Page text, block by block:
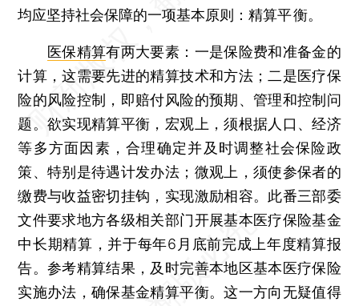
均应坚持社会保障的一项基本原则：精算平 衡。
医保精算有两大要素：一是保险费和准备金的
计算，这需要先进的精算技术和方法；二是医疗保
险的风险控制，即赔付风险的预期、管理和控制问
题。欲实现精算平衡，宏观上，须根据人口、经济
等多方面因素，合理确定并及时调整社会保险政
策、特别是待遇计发办法；微观上，须使参保者的
缴费与收益密切挂钩，实现激励相容。此番三部委
文件要求地方各级相关部门开展基本医疗保险基金
中长期精算，并于每年6月底前完成上年度精算报
告。参考精算结果，及时完善本地区基本医疗保险
实施办法，确保基金精算平衡。这一方向无疑值得